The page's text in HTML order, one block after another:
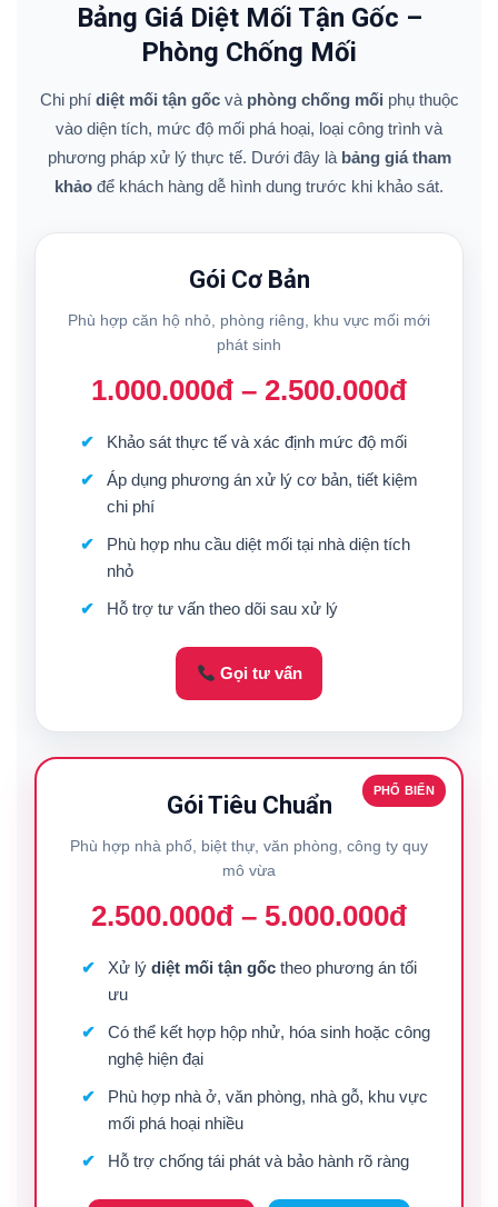
Bảng Giá Diệt Mối Tận Gốc –
Phòng Chống Mối
Chi phí diệt mối tận gốcvà phòng chống mối phụ thuộc
vào diện tích, mức độ mối phá hoại, loại công trình và
phương pháp xử lý thực tế. Dưới đây là bảng giá tham
khảo để khách hàng dễ hình dung trước khi khảo sát.
Gói Cơ Bản
Phù hợp căn hộ nhỏ, phòng riêng, khu vực mối mới
phát sinh
1.000.000đ – 2.500.000đ
Khảo sát thực tế và xác định mức độ mối
Áp dụng phương án xử lý cơ bản, tiết kiệm
chi phí
Phù hợp nhu cầu diệt mối tại nhà diện tích
nhỏ
Hỗ trợ tư vấn theo dõi sau xử lý
Gọi tư vấn
PHỔ BIẾN
Gói Tiêu Chuẩn
Phù hợp nhà phố, biệt thự, văn phòng, công ty quy
mô vừa
2.500.000đ – 5.000.000đ
Xử lý diệt mối tận gốctheo phương án tối
ưu
Có thể kết hợp hộp nhử, hóa sinh hoặc công
nghệ hiện đại
Phù hợp nhà ở, văn phòng, nhà gỗ, khu vực
mối phá hoại nhiều
Hỗ trợ chống tái phát và bảo hành rõ ràng